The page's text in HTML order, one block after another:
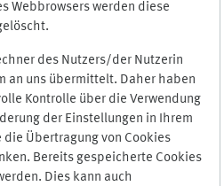
Webbrowsers werden diese
des Nutzers/der Nutzerin
an uns übermittelt. Daher haben
Kontrolle über die Verwendung
der Einstellungen in Ihrem
Übertragung von Cookies
Bereits gespeicherte Cookies
Dies kann auch